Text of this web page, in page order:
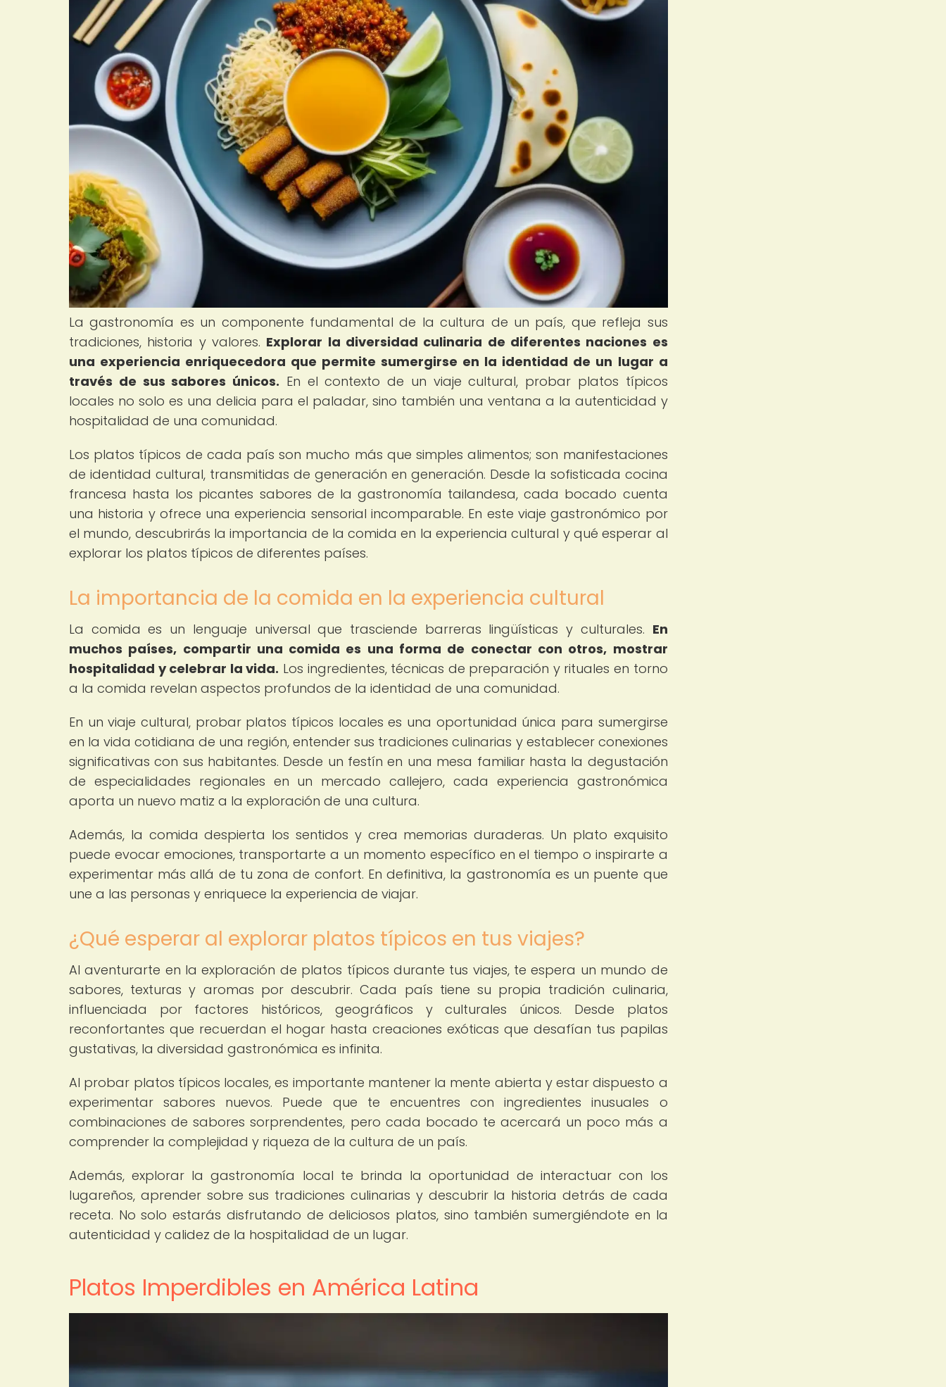
La gastronomía es un componente fundamental de la cultura de un país, que refleja sus
tradiciones, historia y valores. Explorar la diversidad culinaria de diferentes naciones es
una experiencia enriquecedora que permite sumergirse en la identidad de un lugar a
través de sus sabores únicos. En el contexto de un viaje cultural, probar platos típicos
locales no solo es una delicia para el paladar, sino también una ventana a la autenticidad y
hospitalidad de una comunidad.
Los platos típicos de cada país son mucho más que simples alimentos; son manifestaciones
de identidad cultural, transmitidas de generación en generación. Desde la sofisticada cocina
francesa hasta los picantes sabores de la gastronomía tailandesa, cada bocado cuenta
una historia y ofrece una experiencia sensorial incomparable. En este viaje gastronómico por
el mundo, descubrirás la importancia de la comida en la experiencia cultural y qué esperar al
explorar los platos típicos de diferentes países.
La importancia de la comida en la experiencia cultural
La comida es un lenguaje universal que trasciende barreras lingüísticas y culturales. En
muchos países, compartir una comida es una forma de conectar con otros, mostrar
hospitalidad y celebrar la vida. Los ingredientes, técnicas de preparación y rituales en torno
a la comida revelan aspectos profundos de la identidad de una comunidad.
En un viaje cultural, probar platos típicos locales es una oportunidad única para sumergirse
en la vida cotidiana de una región, entender sus tradiciones culinarias y establecer conexiones
significativas con sus habitantes. Desde un festín en una mesa familiar hasta la degustación
de especialidades regionales en un mercado callejero, cada experiencia gastronómica
aporta un nuevo matiz a la exploración de una cultura.
Además, la comida despierta los sentidos y crea memorias duraderas. Un plato exquisito
puede evocar emociones, transportarte a un momento específico en el tiempo o inspirarte a
experimentar más allá de tu zona de confort. En definitiva, la gastronomía es un puente que
une a las personas y enriquece la experiencia de viajar.
¿Qué esperar al explorar platos típicos en tus viajes?
Al aventurarte en la exploración de platos típicos durante tus viajes, te espera un mundo de
sabores, texturas y aromas por descubrir. Cada país tiene su propia tradición culinaria,
influenciada por factores históricos, geográficos y culturales únicos. Desde platos
reconfortantes que recuerdan el hogar hasta creaciones exóticas que desafían tus papilas
gustativas, la diversidad gastronómica es infinita.
Al probar platos típicos locales, es importante mantener la mente abierta y estar dispuesto a
experimentar sabores nuevos. Puede que te encuentres con ingredientes inusuales o
combinaciones de sabores sorprendentes, pero cada bocado te acercará un poco más a
comprender la complejidad y riqueza de la cultura de un país.
Además, explorar la gastronomía local te brinda la oportunidad de interactuar con los
lugareños, aprender sobre sus tradiciones culinarias y descubrir la historia detrás de cada
receta. No solo estarás disfrutando de deliciosos platos, sino también sumergiéndote en la
autenticidad y calidez de la hospitalidad de un lugar.
Platos Imperdibles en América Latina